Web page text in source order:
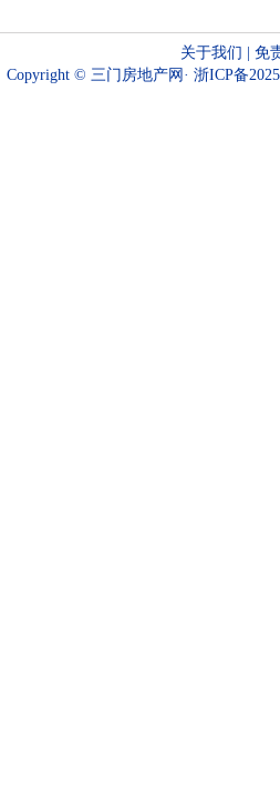
关于我们
免
Copyright © 三门房地产网· 浙ICP备